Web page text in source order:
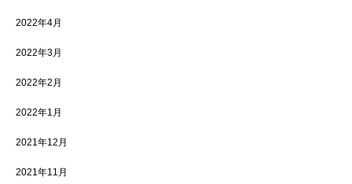
2022年4月
2022年3月
2022年2月
2022年1月
2021年12月
2021年11月